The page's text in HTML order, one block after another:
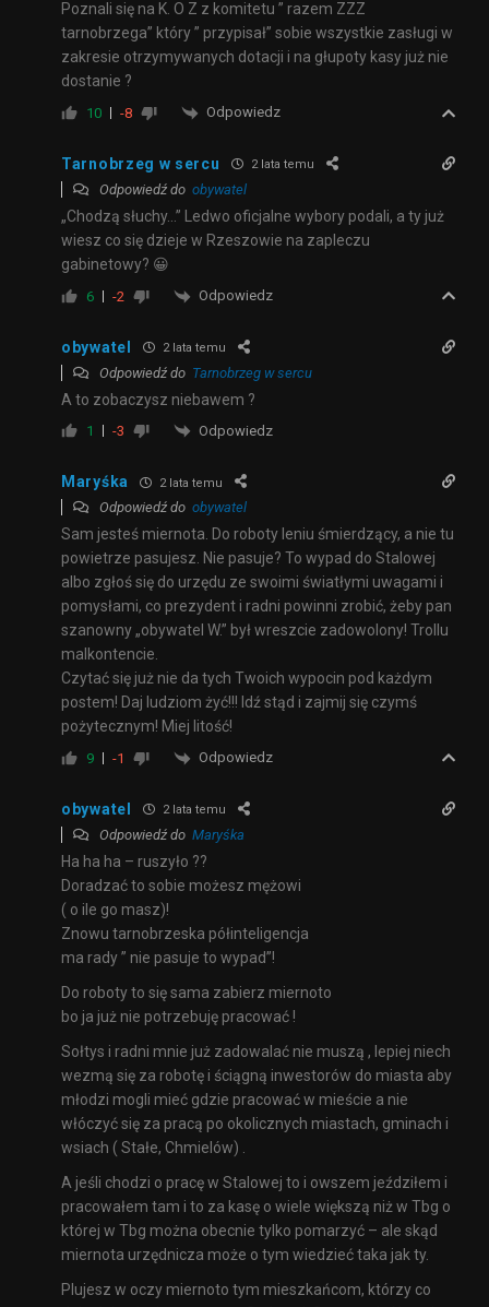
Poznali się na K. O Z z komitetu ” razem ZZZ
tarnobrzega” który ” przypisał” sobie wszystkie zasługi w
zakresie otrzymywanych dotacji i na głupoty kasy już nie
dostanie ?
10 -8 Odpowiedz
Tarnobrzeg w sercu 2 lata temu
Odpowiedź do obywatel
„Chodzą słuchy…” Ledwo oficjalne wybory podali, a ty już
wiesz co się dzieje w Rzeszowie na zapleczu
gabinetowy? 😀
6 -2 Odpowiedz
obywatel 2 lata temu
Odpowiedź do Tarnobrzeg w sercu
A to zobaczysz niebawem ?
1 -3 Odpowiedz
Maryśka 2 lata temu
Odpowiedź do obywatel
Sam jesteś miernota. Do roboty leniu śmierdzący, a nie tu
powietrze pasujesz. Nie pasuje? To wypad do Stalowej
albo zgłoś się do urzędu ze swoimi światłymi uwagami i
pomysłami, co prezydent i radni powinni zrobić, żeby pan
szanowny „obywatel W.” był wreszcie zadowolony! Trollu
malkontencie.
Czytać się już nie da tych Twoich wypocin pod każdym
postem! Daj ludziom żyć!!! Idź stąd i zajmij się czymś
pożytecznym! Miej litość!
9 -1 Odpowiedz
obywatel 2 lata temu
Odpowiedź do Maryśka
Ha ha ha – ruszyło ??
Doradzać to sobie możesz mężowi
( o ile go masz)!
Znowu tarnobrzeska półinteligencja
ma rady ” nie pasuje to wypad”!
Do roboty to się sama zabierz miernoto
bo ja już nie potrzebuję pracować !
Sołtys i radni mnie już zadowalać nie muszą , lepiej niech
wezmą się za robotę i ściągną inwestorów do miasta aby
młodzi mogli mieć gdzie pracować w mieście a nie
włóczyć się za pracą po okolicznych miastach, gminach i
wsiach ( Stałe, Chmielów) .
A jeśli chodzi o pracę w Stalowej to i owszem jeździłem i
pracowałem tam i to za kasę o wiele większą niż w Tbg o
której w Tbg można obecnie tylko pomarzyć – ale skąd
miernota urzędnicza może o tym wiedzieć taka jak ty.
Plujesz w oczy miernoto tym mieszkańcom, którzy co